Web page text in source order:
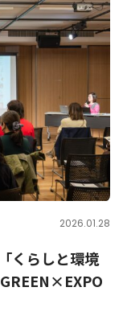
2026.01.28
くらしと環境